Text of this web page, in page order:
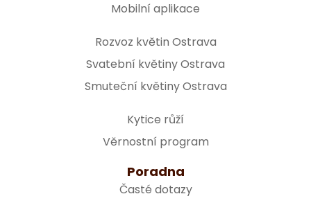
Mobilní aplikace
Rozvoz květin Ostrava
Svatební květiny Ostrava
Smuteční květiny Ostrava
Kytice růží
Věrnostní program
Poradna
Časté dotazy